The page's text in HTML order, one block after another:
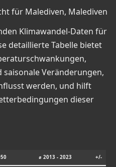
für Malediven, Malediven
Klimawandel-Daten für
detaillierte Tabelle bietet
Veränderungen,
werden, und hilft
dieser
⌀ 2013 - 2023 +/-